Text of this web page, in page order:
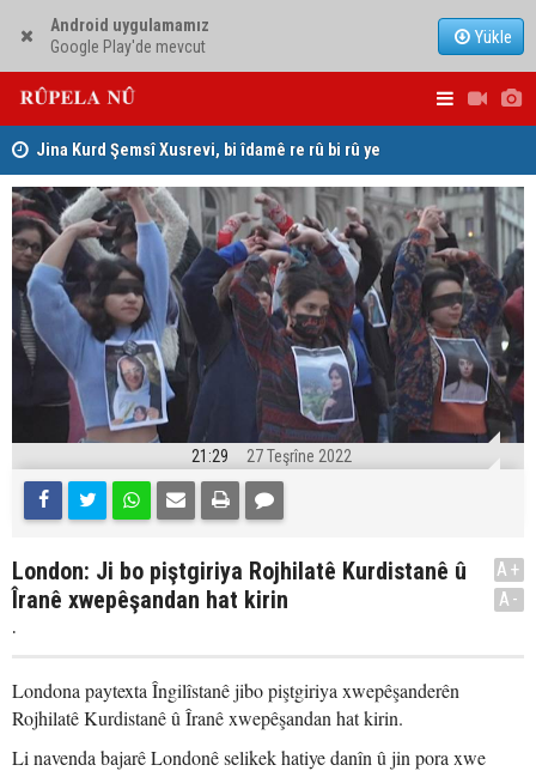
Android uygulamamız
Google Play'de mevcut
Yükle
Jina Kurd Şemsî Xusrevi, bi îdamê re rû bi rû ye
hewldana
21:29 27 Teşrîne 2022
London: Ji bo piştgiriya Rojhilatê Kurdistanê û
Îranê xwepêşandan hat kirin
.
A+
A-
Londona paytexta Îngilîstanê jibo piştgiriya xwepêşanderên
Rojhilatê Kurdistanê û Îranê xwepêşandan hat kirin.
Li navenda bajarê Londonê selikek hatiye danîn û jin pora xwe